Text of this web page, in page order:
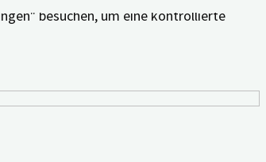
besuchen, um eine kontrollierte